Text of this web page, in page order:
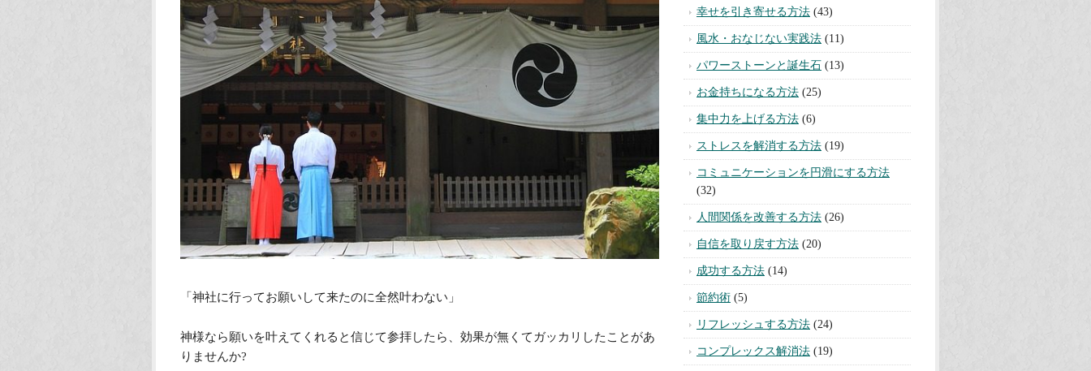
「神社に行ってお願いして来たのに全然叶わない」
神様なら願いを叶えてくれると信じて参拝したら、効果が無くてガッカリしたことがあ
りませんか?
幸せを引き寄せる方法 (43)
風水・おなじない実践法 (11)
パワーストーンと誕生石 (13)
お金持ちになる方法 (25)
集中力を上げる方法 (6)
ストレスを解消する方法 (19)
コミュニケーションを円滑にする方法
(32)
人間関係を改善する方法 (26)
自信を取り戻す方法 (20)
成功する方法 (14)
節約術 (5)
リフレッシュする方法 (24)
コンプレックス解消法 (19)